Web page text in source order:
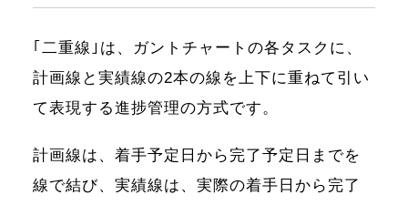
｢二重線｣は、ガントチャートの各タスクに、
計画線と実績線の2本の線を上下に重ねて引い
て表現する進捗管理の方式です。
計画線は、着手予定日から完了予定日までを
線で結び、実績線は、実際の着手日から完了